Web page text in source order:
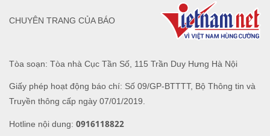
Tòa soạn: Tòa nhà Cục Tần Số, 115 Trần Duy Hưng Hà Nội
Giấy phép hoạt động báo chí: Số 09/GP-BTTTT, Bộ Thông tin và
Truyền thông cấp ngày 07/01/2019.
Hotline nội dung: 0916118822
CHUYÊN TRANG CỦA BÁO